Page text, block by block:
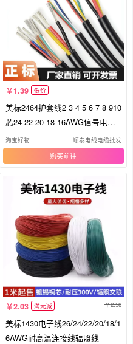
1.39 低价
美标2464护套线2 3 4 5 6 7 8 910
芯24 22 20 18 16AWG信号电源
线
淘宝好物 顺泰电线电缆批发
购买
2.03 满元减 2.58
美标1430电子线26/24/22/20/18/1
6AWG耐高温连接线辐照线